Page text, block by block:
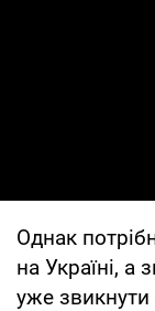
Однак
на Україні, а
уже звикнути